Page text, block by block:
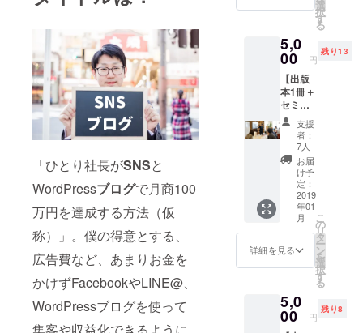
「ひとり社長がSNSと
WordPressブログで月商100
万円を達成する方法（仮
称）」。僕の得意とする、
広告費など、あまりお金を
かけずFacebookやLINE@、
WordPressブログを使って
集客や収益化できるように
か10か月の
間に、個人
が運営する
ブログでは
異例の1か月
に120件超と
いう問い合
わせ数を誇
その手厚い
サポート
と、物腰の
柔らかい人
客・収益化
したい多く
しま
す！
（※送料
込み）
たもの
送しま
す。1冊
は読書
用に、1
冊は観
賞用(笑)
にどう
ぞ。
（※送料
込み）
選
択
す
る
5,0
00 円
残り13
【出版
本1冊＋
セミ
ナー参
加権
利】 堤
が全国
で主催
するセ
ミナー
に参加
できる
権利
と、出
版本を1
冊送付
す。 セ
ミナー
は2019
支援
者：
7人
お届
け予
定：
2019
年01
月
詳細を見る
こ
の
リ
タ
ー
ン
を
選
択
す
る
5,0
00 円
残り8